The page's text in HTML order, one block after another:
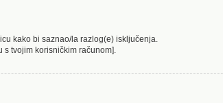
kako bi saznao/la razlog(e) isključenja.
tvojim korisničkim računom].